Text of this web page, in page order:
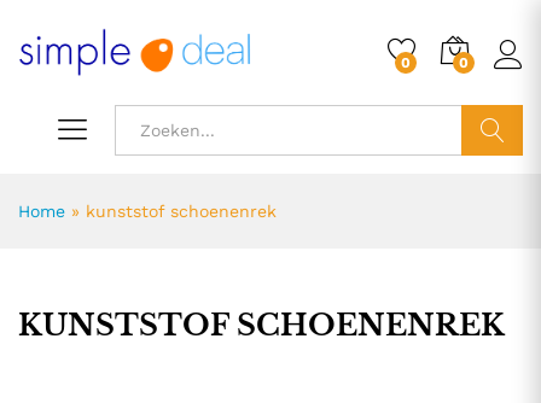
0 0
Home » kunststof schoenenrek
KUNSTSTOF SCHOENENREK